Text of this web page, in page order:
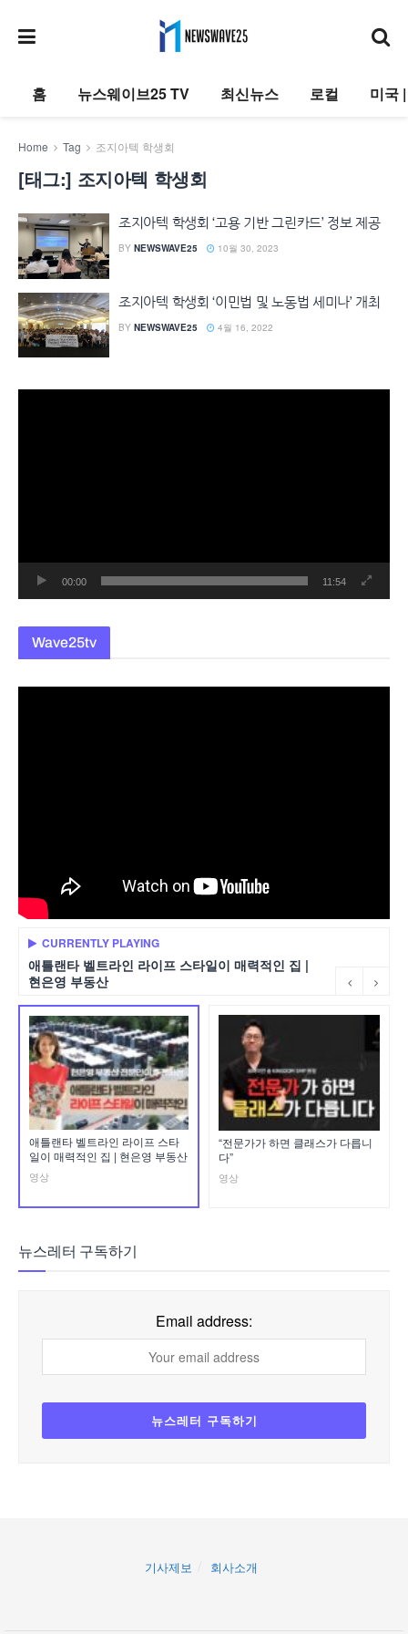
홈 뉴스웨이브25 TV 최신뉴스 로컬 미국
Home Tag 조지아텍 학생회
[태그:] 조지아텍 학생회
조지아텍 학생회 ‘고용 기반 그린카드’ 정보 제공
BY NEWSWAVE25 10월 30, 2023
조지아텍 학생회 ‘이민법 및 노동법 세미나’ 개최
BY NEWSWAVE25 4월 16, 2022
00:00 11:54
Wave25tv
CURRENTLY PLAYING
애틀랜타 벨트라인 라이프 스타일이 매력적인 집 |
현은영 부동산
애틀랜타 벨트라인 라이프 스타
일이 매력적인 집 | 현은영 부동산
영상
“전문가가 하면 클래스가 다릅니
다”
영상
뉴스레터 구독하기
Email address:
기사제보 회사소개